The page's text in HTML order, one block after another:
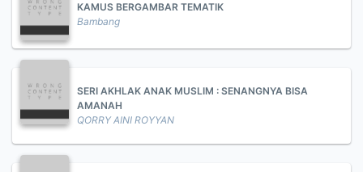
KAMUS BERGAMBAR TEMATIK
Bambang
SERI AKHLAK ANAK MUSLIM : SENANGNYA BISA
AMANAH
QORRY AINI ROYYAN